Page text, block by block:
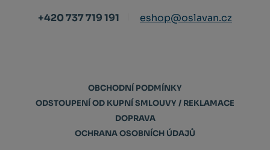
+420 737 719 191
eshop@oslavan.cz
OBCHODNÍ PODMÍNKY
ODSTOUPENÍ OD KUPNÍ SMLOUVY / REKLAMACE
DOPRAVA
OCHRANA OSOBNÍCH ÚDAJŮ